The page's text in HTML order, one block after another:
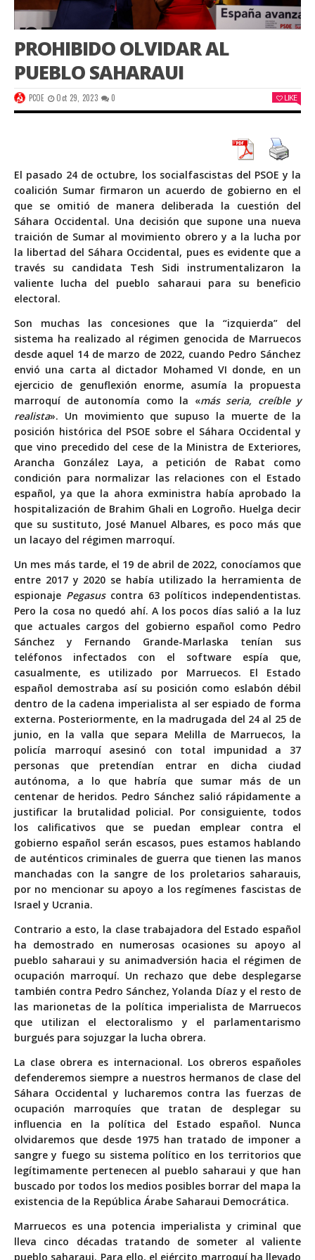
PROHIBIDO OLVIDAR AL
PUEBLO SAHARAUI
PCOE Oct 29, 2023 0 LIKE
El pasado 24 de octubre, los socialfascistas del PSOE y la
coalición Sumar firmaron un acuerdo de gobierno en el
que se omitió de manera deliberada la cuestión del
Sáhara Occidental. Una decisión que supone una nueva
traición de Sumar al movimiento obrero y a la lucha por
la libertad del Sáhara Occidental, pues es evidente que a
través su candidata Tesh Sidi instrumentalizaron la
valiente lucha del pueblo saharaui para su beneficio
electoral.
Son muchas las concesiones que la “izquierda” del
sistema ha realizado al régimen genocida de Marruecos
desde aquel 14 de marzo de 2022, cuando Pedro Sánchez
envió una carta al dictador Mohamed VI donde, en un
ejercicio de genuflexión enorme, asumía la propuesta
marroquí de autonomía como la «más seria, creíble y
realista». Un movimiento que supuso la muerte de la
posición histórica del PSOE sobre el Sáhara Occidental y
que vino precedido del cese de la Ministra de Exteriores,
Arancha González Laya, a petición de Rabat como
condición para normalizar las relaciones con el Estado
español, ya que la ahora exministra había aprobado la
hospitalización de Brahim Ghali en Logroño. Huelga decir
que su sustituto, José Manuel Albares, es poco más que
un lacayo del régimen marroquí.
Un mes más tarde, el 19 de abril de 2022, conocíamos que
entre 2017 y 2020 se había utilizado la herramienta de
espionaje Pegasus contra 63 políticos independentistas.
Pero la cosa no quedó ahí. A los pocos días salió a la luz
que actuales cargos del gobierno español como Pedro
Sánchez y Fernando Grande-Marlaska tenían sus
teléfonos infectados con el software espía que,
casualmente, es utilizado por Marruecos. El Estado
español demostraba así su posición como eslabón débil
dentro de la cadena imperialista al ser espiado de forma
externa. Posteriormente, en la madrugada del 24 al 25 de
junio, en la valla que separa Melilla de Marruecos, la
policía marroquí asesinó con total impunidad a 37
personas que pretendían entrar en dicha ciudad
autónoma, a lo que habría que sumar más de un
centenar de heridos. Pedro Sánchez salió rápidamente a
justificar la brutalidad policial. Por consiguiente, todos
los calificativos que se puedan emplear contra el
gobierno español serán escasos, pues estamos hablando
de auténticos criminales de guerra que tienen las manos
manchadas con la sangre de los proletarios saharauis,
por no mencionar su apoyo a los regímenes fascistas de
Israel y Ucrania.
Contrario a esto, la clase trabajadora del Estado español
ha demostrado en numerosas ocasiones su apoyo al
pueblo saharaui y su animadversión hacia el régimen de
ocupación marroquí. Un rechazo que debe desplegarse
también contra Pedro Sánchez, Yolanda Díaz y el resto de
las marionetas de la política imperialista de Marruecos
que utilizan el electoralismo y el parlamentarismo
burgués para sojuzgar la lucha obrera.
La clase obrera es internacional. Los obreros españoles
defenderemos siempre a nuestros hermanos de clase del
Sáhara Occidental y lucharemos contra las fuerzas de
ocupación marroquíes que tratan de desplegar su
influencia en la política del Estado español. Nunca
olvidaremos que desde 1975 han tratado de imponer a
sangre y fuego su sistema político en los territorios que
legítimamente pertenecen al pueblo saharaui y que han
buscado por todos los medios posibles borrar del mapa la
existencia de la República Árabe Saharaui Democrática.
Marruecos es una potencia imperialista y criminal que
lleva cinco décadas tratando de someter al valiente
pueblo saharaui. Para ello, el ejército marroquí ha llevado